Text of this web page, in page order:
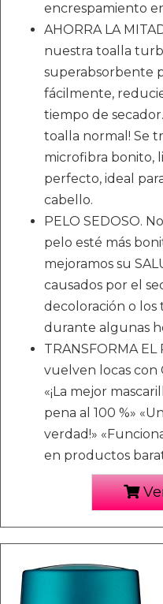
encrespamiento
AHORRA LA
nuestra toalla
superabsorbente
fácilmente,
tiempo de
toalla normal! Se
microfibra bonito,
perfecto, ideal
cabello.
PELO SEDOSO.
pelo esté más
mejoramos su
causados por el
decoloración o los
durante algunas
TRANSFORMA
vuelven locas con
«¡La mejor
pena al 100 %»
verdad!»
en productos